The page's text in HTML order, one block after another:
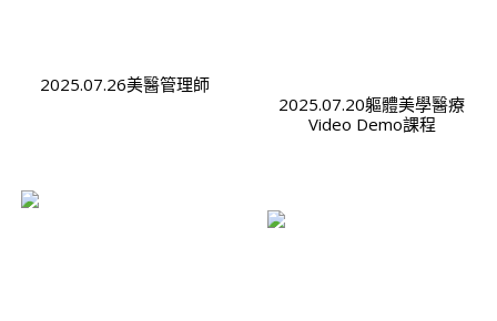
2025.07.26美醫管理師
2025.07.20軀體美學醫療
Video Demo課程